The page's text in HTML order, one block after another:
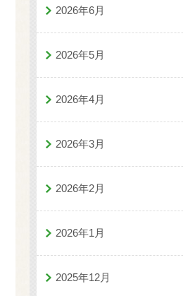
2026年6月
2026年5月
2026年4月
2026年3月
2026年2月
2026年1月
2025年12月